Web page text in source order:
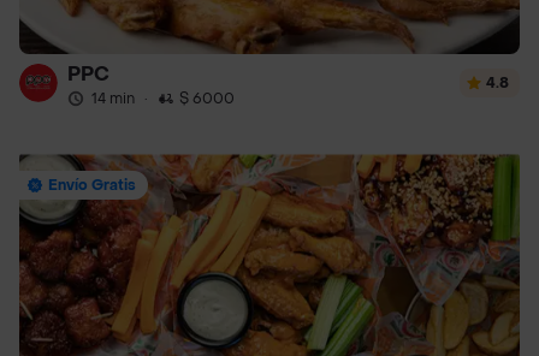
PPC
14 min · $ 6000
4.8
Envío Gratis